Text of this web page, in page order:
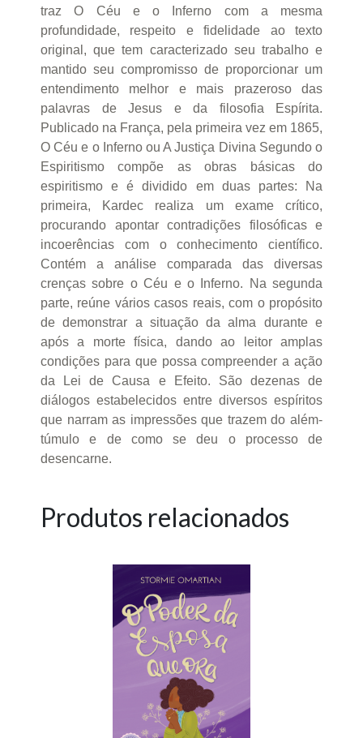
traz O Céu e o Inferno com a mesma
profundidade, respeito e fidelidade ao texto
original, que tem caracterizado seu trabalho e
mantido seu compromisso de proporcionar um
entendimento melhor e mais prazeroso das
palavras de Jesus e da filosofia Espírita.
Publicado na França, pela primeira vez em 1865,
O Céu e o Inferno ou A Justiça Divina Segundo o
Espiritismo compõe as obras básicas do
espiritismo e é dividido em duas partes: Na
primeira, Kardec realiza um exame crítico,
procurando apontar contradições filosóficas e
incoerências com o conhecimento científico.
Contém a análise comparada das diversas
crenças sobre o Céu e o Inferno. Na segunda
parte, reúne vários casos reais, com o propósito
de demonstrar a situação da alma durante e
após a morte física, dando ao leitor amplas
condições para que possa compreender a ação
da Lei de Causa e Efeito. São dezenas de
diálogos estabelecidos entre diversos espíritos
que narram as impressões que trazem do além-
túmulo e de como se deu o processo de
desencarne.
Produtos relacionados